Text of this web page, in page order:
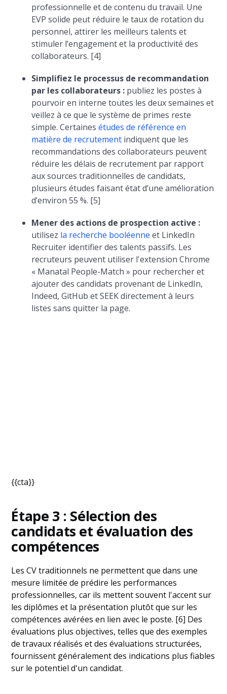
professionnelle et de contenu du travail. Une
EVP solide peut réduire le taux de rotation du
personnel, attirer les meilleurs talents et
stimuler l’engagement et la productivité des
collaborateurs. [4]
Simplifiez le processus de recommandation
par les collaborateurs : publiez les postes à
pourvoir en interne toutes les deux semaines et
veillez à ce que le système de primes reste
simple. Certainesétudes de référence en
matière de recrutement indiquent que les
recommandations des collaborateurs peuvent
réduire les délais de recrutement par rapport
aux sources traditionnelles de candidats,
plusieurs études faisant état d’une amélioration
d’environ 55 %. [5]
Mener des actions de prospection active :
utilisez la recherche booléenne et LinkedIn
Recruiter identifier des talents passifs. Les
recruteurs peuvent utiliser l'extension Chrome
« Manatal People-Match » pour rechercher et
ajouter des candidats provenant de LinkedIn,
Indeed, GitHub et SEEK directement à leurs
listes sans quitter la page.
{{cta}}
Étape 3 : Sélection des
candidats et évaluation des
compétences
Les CV traditionnels ne permettent que dans une
mesure limitée de prédire les performances
professionnelles, car ils mettent souvent l'accent sur
les diplômes et la présentation plutôt que sur les
compétences avérées en lien avec le poste. [6] Des
évaluations plus objectives, telles que des exemples
de travaux réalisés et des évaluations structurées,
fournissent généralement des indications plus fiables
sur le potentiel d'un candidat.